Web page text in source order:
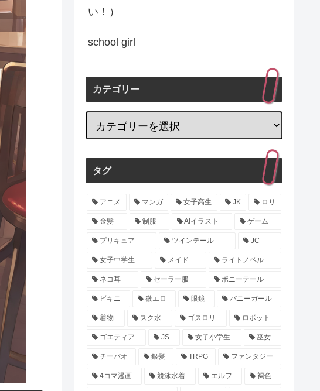
い！）
school girl
カテゴリー
タグ
アニメ マンガ 女子高生 JK ロリ
金髪 制服 AIイラスト ゲーム
プリキュア ツインテール JC
女子中学生 メイド ライトノベル
ネコ耳 セーラー服 ポニーテール
ビキニ 微エロ 眼鏡 バニーガール
着物 スク水 ゴスロリ ロボット
ゴエティア JS 女子小学生 巫女
チーパオ 銀髪 TRPG ファンタジー
4コマ漫画 競泳水着 エルフ 褐色